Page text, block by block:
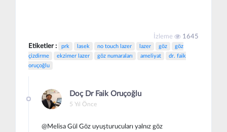
İzleme 1645
Etiketler : prk lasek no touch lazer lazer göz
göz
çizdirme
ekzimer lazer göz numaraları ameliyat
dr. faik
oruçoğlu
Doç Dr Faik Oruçoğlu
5 Yıl Önce
@Melisa Gül Göz uyuşturucuları yalnız göz